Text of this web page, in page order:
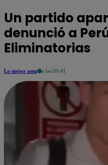
Un partido
denunció a
Eliminatorias
Lo mejor amg a las 09:41